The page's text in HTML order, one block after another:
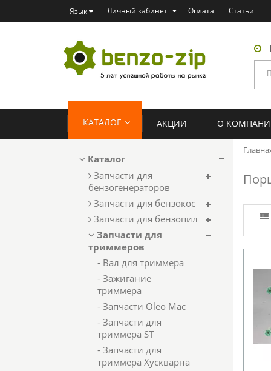
Язык Личный кабинет Оплата Статьи
КАТАЛОГ АКЦИИ О
Каталог
Запчасти для
бензогенераторов
Запчасти для бензокос
Запчасти для бензопил
Запчасти для
триммеров
- Вал для триммера
- Зажигание
триммера
- Запчасти Oleo Mac
- Запчасти для
триммера ST
- Запчасти для
триммера Хускварна